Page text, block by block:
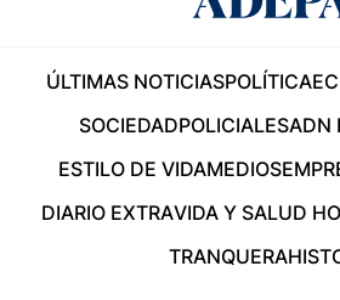
ÚLTIMAS NOTICIASPOLÍTICA
SOCIEDADPOLICIALESADN
ESTILO DE VIDAMEDIOS
DIARIO EXTRAVIDA Y SALUD
TRANQUERA